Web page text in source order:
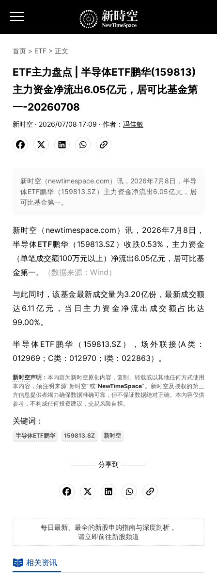
首页 > ETF > 正文
ETF主力盘点 | 半导体ETF鹏华(159813)
主力资金净流出6.05亿元，居可比基金第
一-20260708
新时空 · 2026/07/08 17:09 · 作者： 冯佳敏
新时空（newtimespace.com）讯，2026年7月8日，半导
体ETF鹏华（159813.SZ）主力资金净流出6.05亿元，居
可比基金第一。
新时空（ newtimespace.com ）讯， 2026年7月8日，
半导体ETF鹏华（159813.SZ）收跌0.53%，主力资金
（单笔成交额100万元以上）净流出6.05亿元，居可比基
金第一。
（数据来源：Wind）
与此同时，该基金最新成交量为3.20亿份，最新成交额
达6.11亿元，当日主力资金净流出成交额占比达
99.00%。
半导体ETF鹏华（159813.SZ），场外联接(A类：
012969；C类：012970；I类：022863）。
新时空声明： 本内容为新时空原创内容，复制、转载或以其他任何方式使用
本内容，须注明来源“新时空”或“NewTimeSpace”。新时空及授权的第三
方信息提供者竭力确保数据准确可靠，但不保证数据绝对正确。本內容仅供
参考，不构成任何投资建议，交易风险自担。
关键词：
半导体ETF鹏华 159813.SZ 新时空
分享到
每日最新、最全的新股申购指南与深度剖析，
请立即前往新股频道
相关资讯